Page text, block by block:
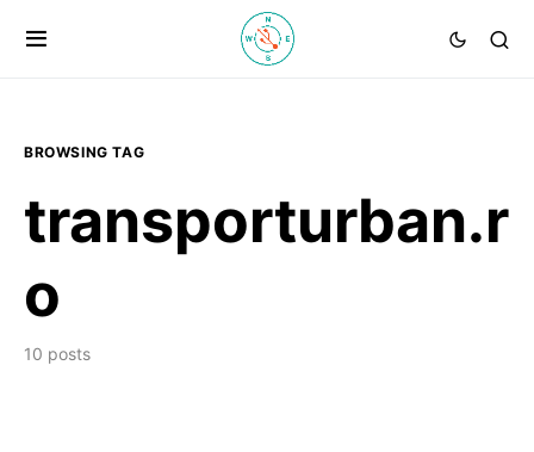
BROWSING TAG
transporturban.r
o
10 posts